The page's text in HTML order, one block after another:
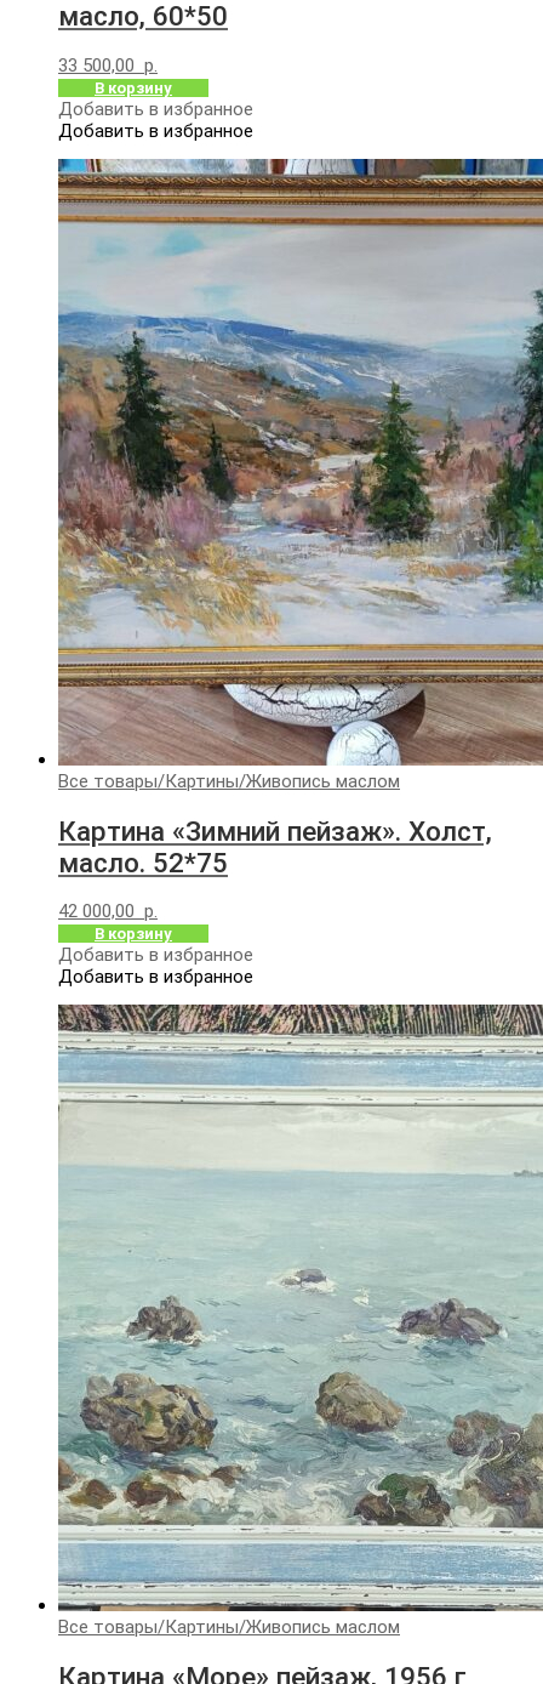
масло, 60*50
33 500,00 р.
В корзину
Добавить в избранное
Добавить в избранное
Все товары/Картины/Живопись маслом
Картина «Зимний пейзаж». Холст,
масло. 52*75
42 000,00 р.
В корзину
Добавить в избранное
Добавить в избранное
Все товары/Картины/Живопись маслом
Картина «Море» пейзаж, 1956 г